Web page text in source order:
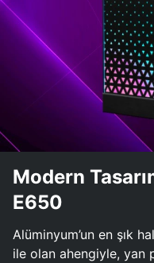
Modern
E650
Alüminyum’un en şık
ile olan ahengiyle, yan